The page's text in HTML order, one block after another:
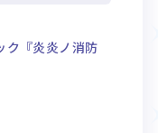
ク『炎炎ノ消防